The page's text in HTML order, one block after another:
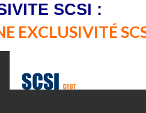
SCSI :
SCSI